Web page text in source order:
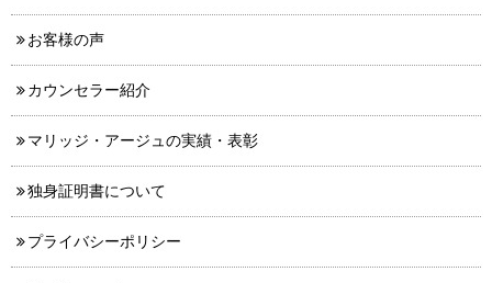
お客様の声
カウンセラー紹介
マリッジ・アージュの実績・表彰
独身証明書について
プライバシーポリシー